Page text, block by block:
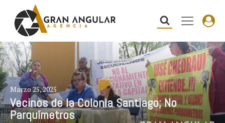
Marzo 25, 2025
Vecinos de la Colonia Santiago; No
Parquímetros